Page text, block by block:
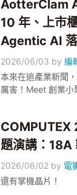
AotterClam
10 年、上市
Agentic AI
2026/06/03 by編
本來在追產業新聞
厲害！Meet 創業
推到鎂光燈下；但
獺旗下的
滿什麼挑戰的賽道
COMPUTEX
題演講：18A
2026/06/02 by 電
還有掌機晶片！